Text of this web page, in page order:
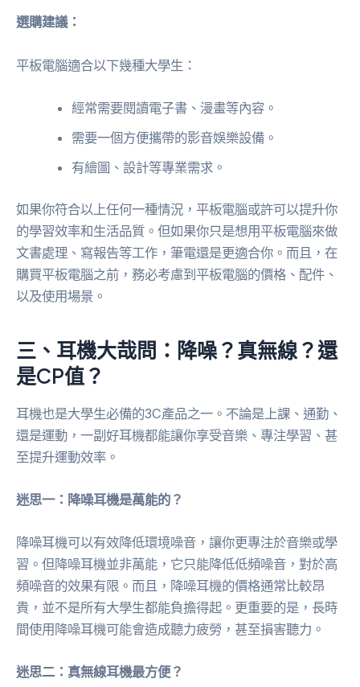
選購建議：
平板電腦適合以下幾種大學生：
經常需要閱讀電子書、漫畫等內容。
需要一個方便攜帶的影音娛樂設備。
有繪圖、設計等專業需求。
如果你符合以上任何一種情況，平板電腦或許可以提升你
的學習效率和生活品質。但如果你只是想用平板電腦來做
文書處理、寫報告等工作，筆電還是更適合你。而且，在
購買平板電腦之前，務必考慮到平板電腦的價格、配件、
以及使用場景。
三、耳機大哉問：降噪？真無線？還
是CP值？
耳機也是大學生必備的3C產品之一。不論是上課、通勤、
還是運動，一副好耳機都能讓你享受音樂、專注學習、甚
至提升運動效率。
迷思一：降噪耳機是萬能的？
降噪耳機可以有效降低環境噪音，讓你更專注於音樂或學
習。但降噪耳機並非萬能，它只能降低低頻噪音，對於高
頻噪音的效果有限。而且，降噪耳機的價格通常比較昂
貴，並不是所有大學生都能負擔得起。更重要的是，長時
間使用降噪耳機可能會造成聽力疲勞，甚至損害聽力。
迷思二：真無線耳機最方便？